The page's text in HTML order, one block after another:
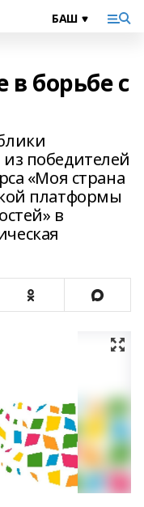
в борьбе с
победителей
«Моя страна
платформы
в